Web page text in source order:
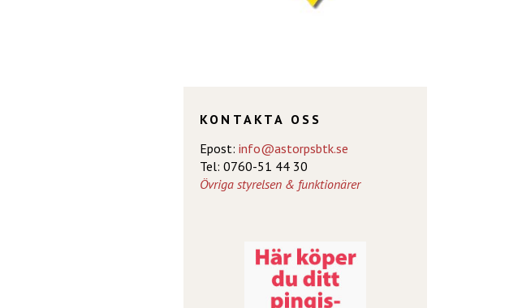
KONTAKTA OSS
Epost: info@astorpsbtk.se
Tel: 0760-51 44 30
Övriga styrelsen & funktionärer